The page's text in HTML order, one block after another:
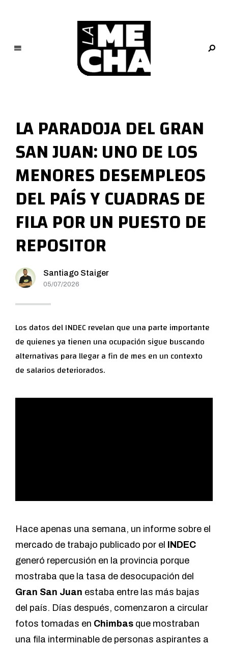
M
e
c
h
a
PERIODISMO DIGITAL
LA PARADOJA DEL GRAN
SAN JUAN: UNO DE LOS
MENORES DESEMPLEOS
DEL PAÍS Y CUADRAS DE
FILA POR UN PUESTO DE
REPOSITOR
Santiago Staiger
05/07/2026
Los datos del INDEC revelan que una parte importante
de quienes ya tienen una ocupación sigue buscando
alternativas para llegar a fin de mes en un contexto
de salarios deteriorados.
Hace apenas una semana, un informe sobre el
mercado de trabajo publicado por el
INDEC
generó repercusión en la provincia porque
mostraba que la tasa de desocupación del
Gran San Juan estaba entre las más bajas
del país. Días después, comenzaron a circular
fotos tomadas en Chimbas que mostraban
una fila interminable de personas aspirantes a